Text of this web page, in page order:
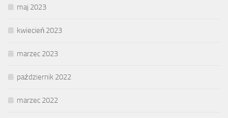
maj 2023
kwiecień 2023
marzec 2023
październik 2022
marzec 2022